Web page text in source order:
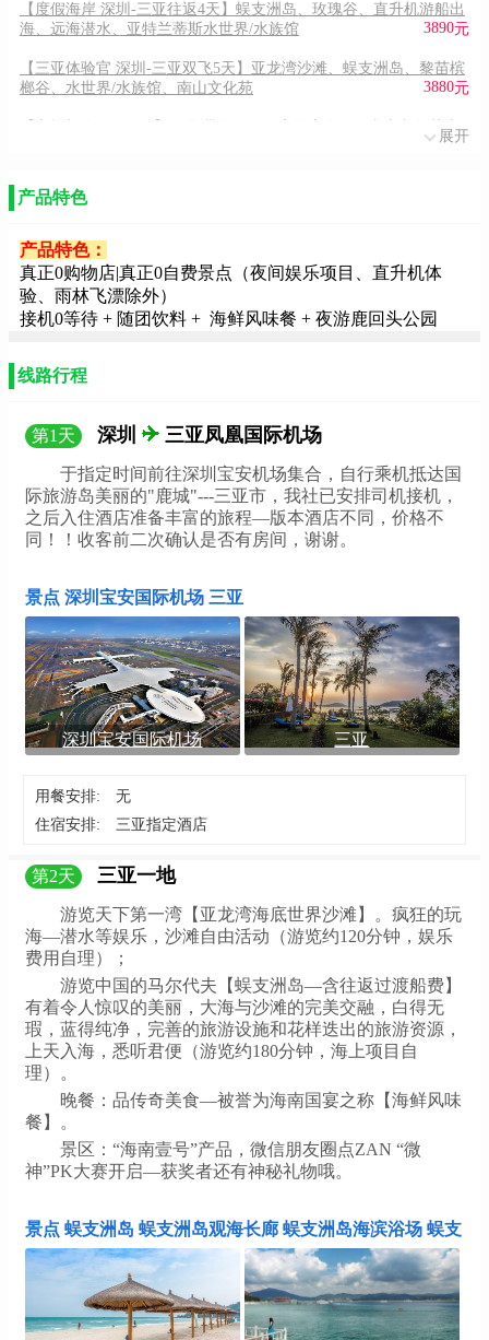
【度假海岸 深圳-三亚往返4天】蜈支洲岛、玫瑰谷、直升机游船出
海、远海潜水、亚特兰蒂斯水世界/水族馆
3890元
【三亚体验官 深圳-三亚双飞5天】亚龙湾沙滩、蜈支洲岛、黎苗槟
榔谷、水世界/水族馆、南山文化苑
3880元
【心悦望海 双飞4天】分界洲岛、日月湾热浪公园、南山文化苑大
3580元
【三亚海陆空-双飞四天】石梅湾公路、分界洲岛、直升机体验、亚
龙湾玫瑰谷、天涯海角、大小洞天、文化苑
【艇疯玩】<深圳三亚双飞4天游--蜈支洲岛、南山文化旅游区、天
涯海角、升级一晚网评五钻度假酒店>
【五星海景 深圳-三亚往返4天】蜈支洲岛、南山文华苑、天堂森林
公园、天涯海角、玫瑰谷干古情演出
【纯净椰子】<三亚红色娘子军分界洲呀诺达天涯文华苑玫瑰谷四
天双飞团 >三亚往返
【 大玩家-三亚4天游】<直升机飞行、玫瑰谷、呀诺达雨林文化旅
游区、兴隆热带植物园、分界洲岛>
【0购大玩家豪华版-三亚4天双飞】<西岛、槟榔谷、亚龙湾国际玫
瑰谷、呀诺达雨林文化区、直升机>
0
【尊贵之旅-三亚4天游】<天涯海角、南山文化旅游区、蜈支洲岛、
展开
产品特色
产品特色：
真正0购物店|真正0自费景点（夜间娱乐项目、直升机体
验、雨林飞漂除外）
接机0等待 + 随团饮料 + 海鲜风味餐 + 夜游鹿回头公园
线路行程
第1 天 深圳 三亚凤凰国际机场
于指定时间前往深圳宝安机场集合，自行乘机抵达国
际旅游岛美丽的"鹿城"---三亚市，我社已安排司机接机，
之后入住酒店准备丰富的旅程—版本酒店不同，价格不
同！！收客前二次确认是否有房间，谢谢。
景点 深圳宝安国际机场 三亚
深圳宝安国际机场 三亚
用餐安排:
无
住宿安排:
三亚指定酒店
第2天 三亚一地
游览天下第一湾【亚龙湾海底世界沙滩】。疯狂的玩
海—潜水等娱乐，沙滩自由活动（游览约120分钟，娱乐
费用自理）；
游览中国的马尔代夫【蜈支洲岛—含往返过渡船费】
有着令人惊叹的美丽，大海与沙滩的完美交融，白得无
瑕，蓝得纯净，完善的旅游设施和花样迭出的旅游资源，
上天入海，悉听君便（游览约180分钟，海上项目自
理）。
晚餐：品传奇美食—被誉为海南国宴之称【海鲜风味
餐】。
景区：“海南壹号”产品，微信朋友圈点ZAN “微
神”PK大赛开启—获奖者还有神秘礼物哦。
景点 蜈支洲岛 蜈支洲岛观海长廊 蜈支洲岛海滨浴场 蜈支
洲岛情人桥